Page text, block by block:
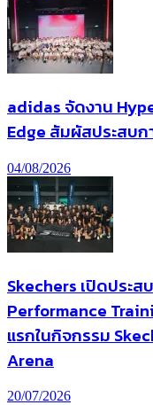
adidas จัดงาน
Edge สัมผัสประสบ
04/08/2026
Skechers เปิดประ
Performance
แรกในกิจกรรม
Arena
20/07/2026